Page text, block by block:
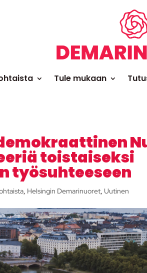
Tule mukaan
toistaiseksi
työsuhteeseen
, Helsingin Demarinuoret, Uutinen